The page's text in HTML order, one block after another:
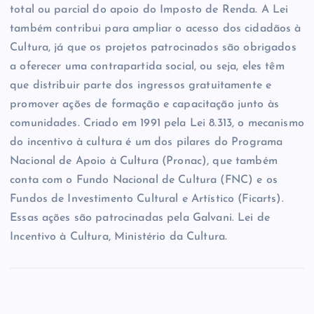
total ou parcial do apoio do Imposto de Renda. A Lei
também contribui para ampliar o acesso dos cidadãos à
Cultura, já que os projetos patrocinados são obrigados
a oferecer uma contrapartida social, ou seja, eles têm
que distribuir parte dos ingressos gratuitamente e
promover ações de formação e capacitação junto às
comunidades. Criado em 1991 pela Lei 8.313, o mecanismo
do incentivo à cultura é um dos pilares do Programa
Nacional de Apoio à Cultura (Pronac), que também
conta com o Fundo Nacional de Cultura (FNC) e os
Fundos de Investimento Cultural e Artístico (Ficarts).
Essas ações são patrocinadas pela Galvani. Lei de
Incentivo à Cultura, Ministério da Cultura.